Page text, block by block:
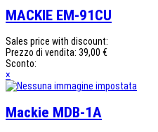
MACKIE EM-91CU
Sales price with discount:
Prezzo di vendita: 39,00 €
Sconto:
×
Mackie MDB-1A